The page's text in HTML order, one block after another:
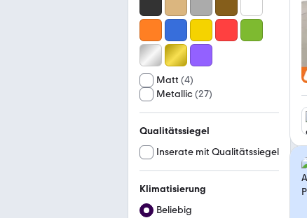
Matt (4)
Metallic(27)
Qualitätssiegel
Inserate mit Qualitätssiegel
Klimatisierung
Beliebig